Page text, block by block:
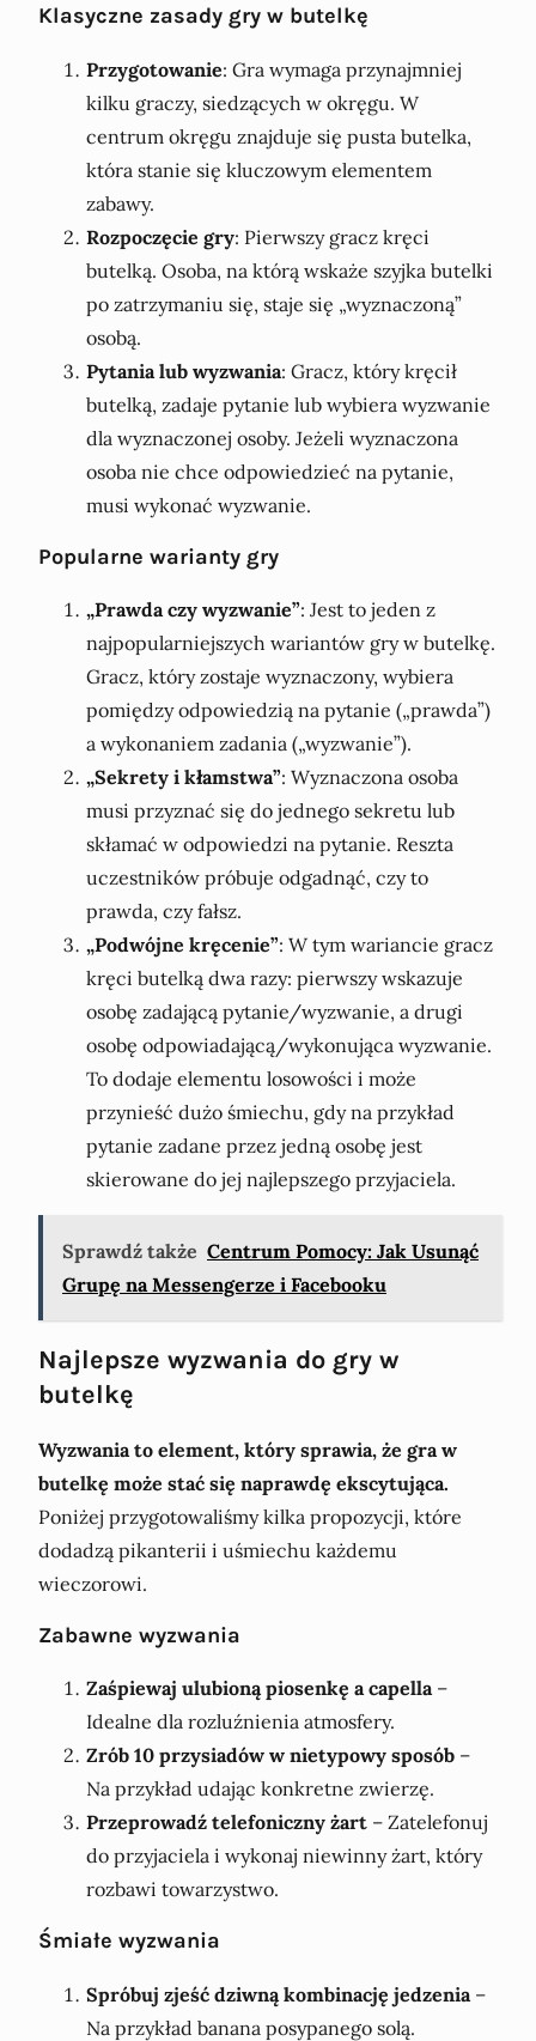
Klasyczne zasady gry w butelkę
Przygotowanie: Gra wymaga przynajmniej
kilku graczy, siedzących w okręgu. W
centrum okręgu znajduje się pusta butelka,
która stanie się kluczowym elementem
zabawy.
Rozpoczęcie gry: Pierwszy gracz kręci
butelką. Osoba, na którą wskaże szyjka butelki
po zatrzymaniu się, staje się „wyznaczoną”
osobą.
Pytania lub wyzwania: Gracz, który kręcił
butelką, zadaje pytanie lub wybiera wyzwanie
dla wyznaczonej osoby. Jeżeli wyznaczona
osoba nie chce odpowiedzieć na pytanie,
musi wykonać wyzwanie.
Popularne warianty gry
„Prawda czy wyzwanie”: Jest to jeden z
najpopularniejszych wariantów gry w butelkę.
Gracz, który zostaje wyznaczony, wybiera
pomiędzy odpowiedzią na pytanie („prawda”)
a wykonaniem zadania („wyzwanie”).
„Sekrety i kłamstwa”: Wyznaczona osoba
musi przyznać się do jednego sekretu lub
skłamać w odpowiedzi na pytanie. Reszta
uczestników próbuje odgadnąć, czy to
prawda, czy fałsz.
„Podwójne kręcenie”: W tym wariancie gracz
kręci butelką dwa razy: pierwszy wskazuje
osobę zadającą pytanie/wyzwanie, a drugi
osobę odpowiadającą/wykonująca wyzwanie.
To dodaje elementu losowości i może
przynieść dużo śmiechu, gdy na przykład
pytanie zadane przez jedną osobę jest
skierowane do jej najlepszego przyjaciela.
Sprawdź także Centrum Pomocy: Jak Usunąć
Grupę na Messengerze i Facebooku
Najlepsze wyzwania do gry w
butelkę
Wyzwania to element, który sprawia, że gra w
butelkę może stać się naprawdę ekscytująca.
Poniżej przygotowaliśmy kilka propozycji, które
dodadzą pikanterii i uśmiechu każdemu
wieczorowi.
Zabawne wyzwania
Zaśpiewaj ulubioną piosenkę a capella–
Idealne dla rozluźnienia atmosfery.
Zrób 10 przysiadów w nietypowy sposób –
Na przykład udając konkretne zwierzę.
Przeprowadź telefoniczny żart – Zatelefonuj
do przyjaciela i wykonaj niewinny żart, który
rozbawi towarzystwo.
Śmiałe wyzwania
Spróbuj zjeść dziwną kombinację jedzenia –
Na przykład banana posypanego solą.